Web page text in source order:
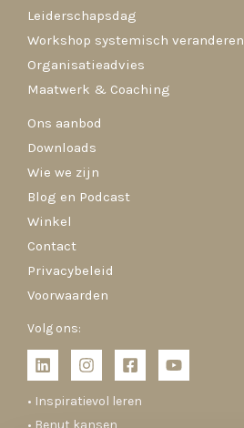
Leiderschapsdag
Workshop systemisch veranderen
Organisatieadvies
Maatwerk & Coaching
Ons aanbod
Downloads
Wie we zijn
Blog en Podcast
Winkel
Contact
Privacybeleid
Voorwaarden
Volg ons:
• Inspiratievol leren
• Benut kansen